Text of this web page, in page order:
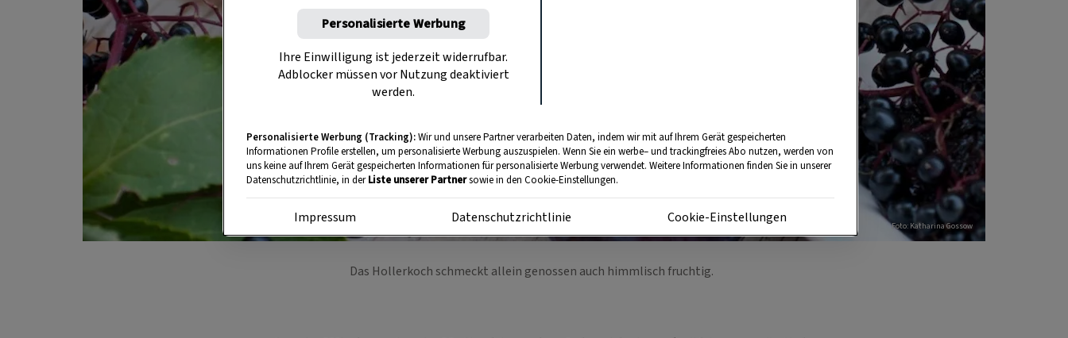
Foto: Katharina Gossow
Das Hollerkoch schmeckt allein genossen auch himmlisch fruchtig.
Personalisierte Werbung
Ihre Einwilligung ist jederzeit widerrufbar.
Adblocker müssen vor Nutzung deaktiviert
werden.
Personalisierte Werbung (Tracking):Wir und unsere Partner verarbeiten Daten, indem wir mit auf Ihrem Gerät gespeicherten
Informationen Profile erstellen, um personalisierte Werbung auszuspielen. Wenn Sie ein werbe– und trackingfreies Abo nutzen, werden von
uns keine auf Ihrem Gerät gespeicherten Informationen für personalisierte Werbung verwendet. Weitere Informationen finden Sie in unserer
Datenschutzrichtlinie, in derListe unserer Partnersowie in den Cookie-Einstellungen.
Impressum Datenschutzrichtlinie Cookie-Einstellungen